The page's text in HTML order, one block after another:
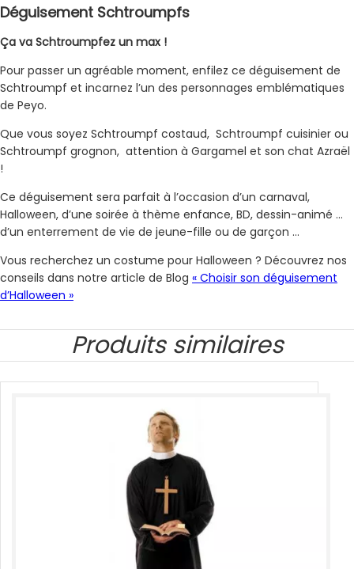
Déguisement Schtroumpfs
Ça va Schtroumpfez un max !
Pour passer un agréable moment, enfilez ce déguisement de
Schtroumpf et incarnez l’un des personnages emblématiques
de Peyo.
Que vous soyez Schtroumpf costaud, Schtroumpf cuisinier ou
Schtroumpf grognon, attention à Gargamel et son chat Azraël
!
Ce déguisement sera parfait à l’occasion d’un carnaval,
Halloween, d’une soirée à thème enfance, BD, dessin-animé …
d’un enterrement de vie de jeune-fille ou de garçon …
Vous recherchez un costume pour Halloween ? Découvrez nos
conseils dans notre article de Blog « Choisir son déguisement
d’Halloween »
Produits similaires